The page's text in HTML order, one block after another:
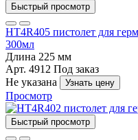
Быстрый просмотр
HT4R405 пистолет для
300мл
Длина 225 мм
Арт. 4912 Под заказ
Не указана
Узнать цену
Просмотр
Быстрый просмотр